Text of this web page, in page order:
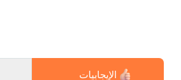
الإيجابيات